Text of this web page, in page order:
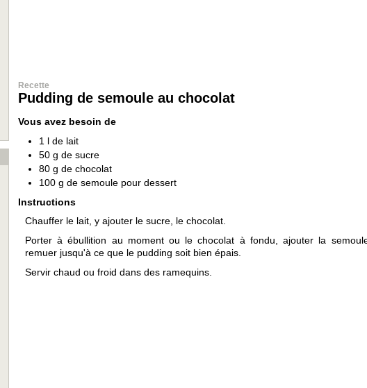
Recette
Pudding de semoule au chocolat
Vous avez besoin de
1 l de lait
50 g de sucre
80 g de chocolat
100 g de semoule pour dessert
Instructions
Chauffer le lait, y ajouter le sucre, le chocolat.
Porter à ébullition au moment ou le chocolat à fondu, ajouter la
remuer jusqu'à ce que le pudding soit bien épais.
Servir chaud ou froid dans des ramequins.